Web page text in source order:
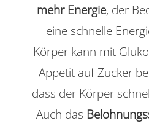
mehr Energie, der
eine schnelle
Körper kann mit
Appetit auf Zucker
dass der Körper
Auch das